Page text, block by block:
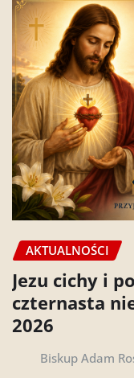
AKTUALNOŚCI
Jezu cichy i
czternasta
2026
Biskup Adam